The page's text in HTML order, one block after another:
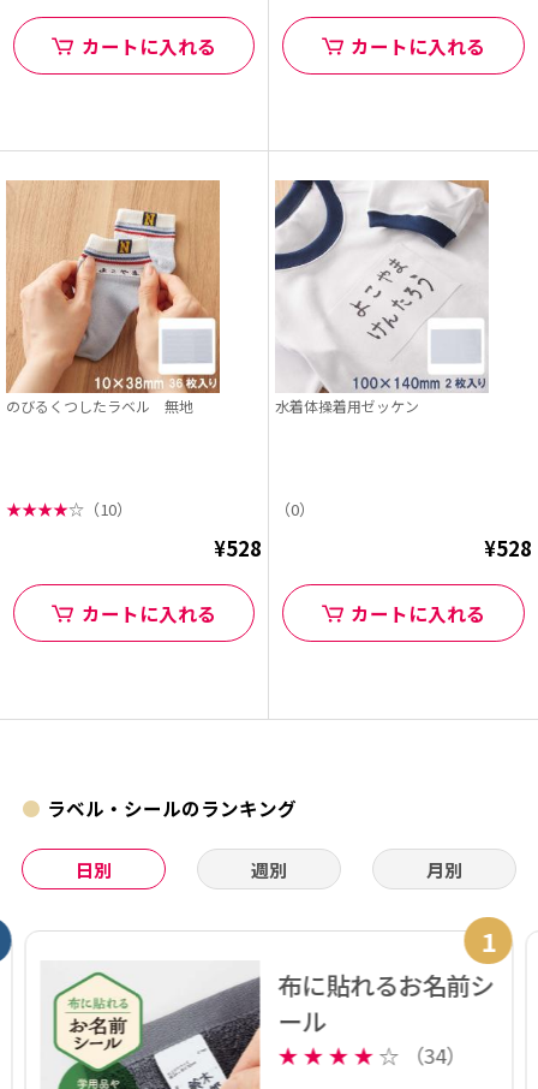
カートに入れる カートに入れる
のびるくつしたラベル 無地
★★★★☆ （10）
¥528
カートに入れる
水着体操着用ゼッケン
（0）
¥528
カートに入れる
ラベル・シールのランキング
日別 週別 月別
1
布に貼れるお名前シ
ール
★ ★ ★ ★ ☆ （34）